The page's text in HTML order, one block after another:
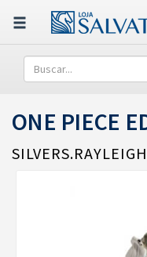
ONE PIECE